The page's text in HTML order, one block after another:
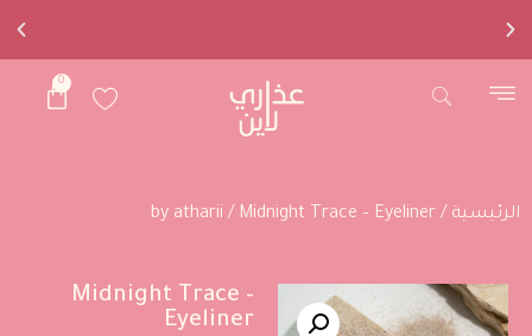
0
الرئيسية /
by atharii / Midnight Trace – Eyeliner
Midnight Trace –
Eyeliner